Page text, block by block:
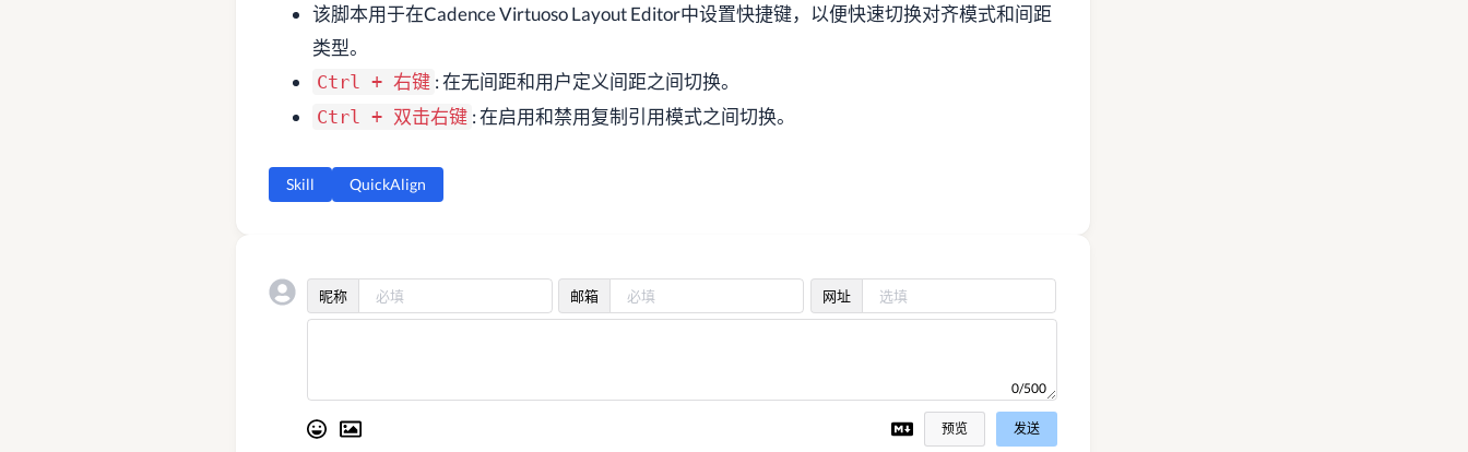
该脚本用于在Cadence Virtuoso Layout Editor中设置快捷键，以便快速切换对齐模式和间距
类型。
Ctrl + 右键 : 在无间距和用户定义间距之间切换。
Ctrl + 双击右键 : 在启用和禁用复制引用模式之间切换。
Skill QuickAlign
昵称 邮箱 网址
0/500
预览 发送